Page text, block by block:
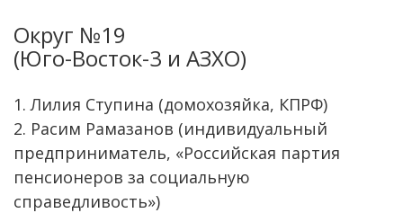
Округ №19
(Юго-Восток-3 и АЗХО)
1. Лилия Ступина (домохозяйка, КПРФ)
2. Расим Рамазанов (индивидуальный
предприниматель, «Российская партия
пенсионеров за социальную
справедливость»)